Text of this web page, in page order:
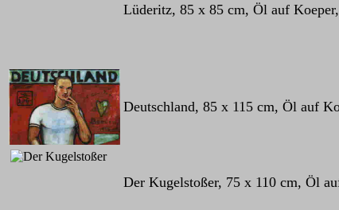
Lüderitz, 85 x 85 cm, Öl auf
Deutschland, 85 x 115 cm, Öl auf
Der Kugelstoßer, 75 x 110 cm, Öl